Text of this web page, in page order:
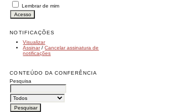
Lembrar de mim
NOTIFICAÇÕES
Visualizar
Assinar/Cancelar assinatura de
notificações
CONTEÚDO DA CONFERÊNCIA
Pesquisa